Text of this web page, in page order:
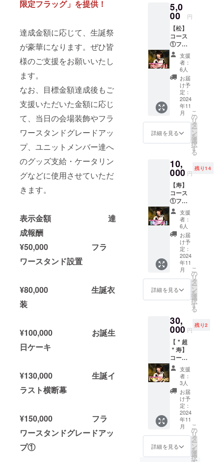
限定フラッグ」を提供！
達成金額に応じて、生誕祭
が豪華になります。ぜひ皆
様のご支援をお願いいたし
ます。
なお、目標金額達成後もご
支援いただいた金額に応じ
て、当日の会場装飾やフラ
ワースタンドグレードアッ
プ、ユニットメンバー達へ
のグッズ支給・ケータリン
グなどに使用させていただ
きます。
表示金額 達
成報酬
¥50,000 フラ
ワースタンド設置
¥80,000 生誕衣
装
¥100,000 お誕生
日ケーキ
¥130,000 生誕イ
ラスト横断幕
¥150,000 フラ
ワースタンドグレードアッ
プ①
お願い
いたし
※特殊文
字・記
号は使
用でき
ません
載させ
ていた
だきま
す。 備
考欄に
記載希
望のお
名前
（ニッ
クネー
ム可）
を記載
くださ
い。 ※
お名前
（ニッ
クネー
は、6文
お願い
いたし
※特殊文
字・記
号は使
用でき
ません
②夜桜
りむサ
イン入
りデジ
タルブ
ロマイ
ド 待ち
受けに
もでき
ロジェ
クト限
定ソロ
カット
を提
供。 ※
生誕祭
開催
後、ご
登録の
メール
アドレ
ス宛に
送信い
たしま
5,0
00 円
【松】
コース
①フラ
ワース
タンド
(名前掲
載 ) 当
日会場
にある
フラ
ワース
タンド
に生誕
祭支援
者とし
載させ
ていた
だきま
す。 備
考欄に
記載希
望のお
名前
（ニッ
クネー
ム可）
を記載
くださ
い。 ※
お名前
（ニッ
クネー
は、6文
お願い
いたし
※特殊文
字・記
号は使
用でき
ません
②夜桜
りむサ
イン入
りデジ
タルブ
ロマイ
ド 待ち
受けに
もでき
支援
者：
6人
お届
け予
定：
2024
年11
月
詳細を見る
こ
の
リ
タ
ー
ン
を
選
択
す
る
10,
000 円
残り14
【寿】
コース
①フラ
ワース
タンド
(名前掲
載 ) 当
日会場
にある
フラ
ワース
タンド
に生誕
祭支援
者とし
載させ
ていた
だきま
す。 備
考欄に
記載希
望のお
名前
（ニッ
クネー
ム可）
を記載
くださ
い。 ※
お名前
（ニッ
クネー
支援
者：
6人
お届
け予
定：
2024
年11
月
詳細を見る
こ
の
リ
タ
ー
ン
を
選
択
す
る
30,
000 円
残り2
【＂超
＂寿】
コース
※【寿
コー
ス】と
リター
ン品は
概ね同
一とな
りま
す。
「りむ
をもっ
と応援
支援
者：
3人
お届
け予
定：
2024
年11
月
詳細を見る
こ
の
リ
タ
ー
ン
を
選
択